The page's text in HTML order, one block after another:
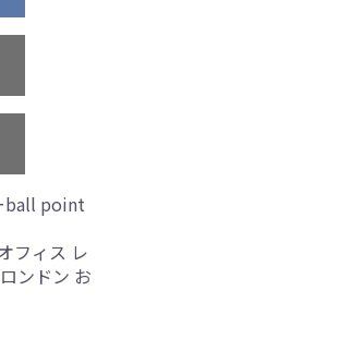
ball point
フィス レ
ンドン お